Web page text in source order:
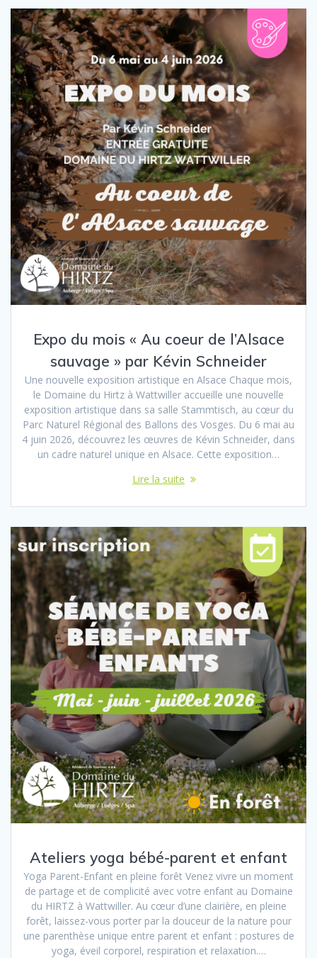
Expo du mois « Au coeur de l’Alsace
sauvage » par Kévin Schneider
Une nouvelle exposition artistique en Alsace Chaque mois,
le Domaine du Hirtz à Wattwiller accueille une nouvelle
exposition artistique dans sa salle Stammtisch, au cœur du
Parc Naturel Régional des Ballons des Vosges. Du 6 mai au
4 juin 2026, découvrez les œuvres de Kévin Schneider, dans
un cadre naturel unique en Alsace. Cette exposition…
Lire la suite
Ateliers yoga bébé-parent et enfant
Yoga Parent-Enfant en pleine forêt Venez vivre un moment
de partage et de complicité avec votre enfant au Domaine
du HIRTZ à Wattwiller. Au cœur d’une clairière, en pleine
forêt, laissez-vous porter par la douceur de la nature pour
une parenthèse unique entre parent et enfant : postures de
yoga, éveil corporel, respiration et relaxation.…